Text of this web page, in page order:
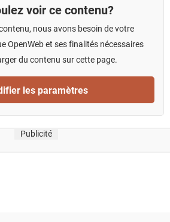
voir ce contenu?
nous avons besoin de votre
OpenWeb et ses finalités nécessaires
du contenu sur cette page.
les paramètres
Publicité